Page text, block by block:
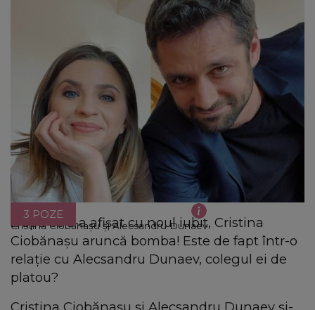
Cristina Ciobănașu și Alecsandru Dunaev
3 POZE
După ce s-a afișat cu noul iubit, Cristina
Ciobănașu aruncă bomba! Este de fapt într-o
relație cu Alecsandru Dunaev, colegul ei de
platou?